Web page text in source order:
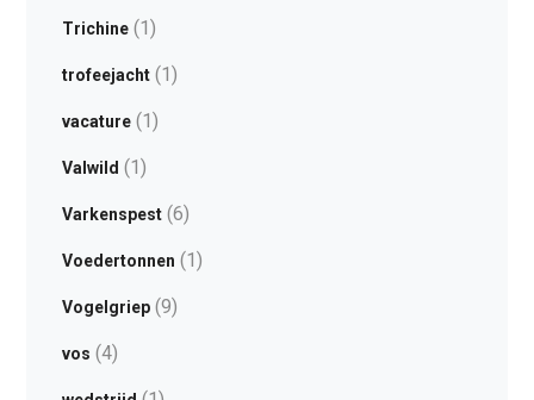
Trichine(1)
trofeejacht(1)
vacature(1)
Valwild (1)
Varkenspest(6)
Voedertonnen (1)
Vogelgriep(9)
vos (4)